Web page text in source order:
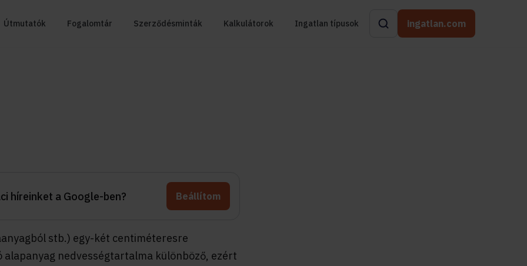
Útmutatók Fogalomtár Szerződésminták Kalkulátorok Ingatlan típusok ingatlan.com
híreinket a Google-ben? Beállítom
stb.) egy-két centiméteresre
nedvességtartalma különböző, ezért